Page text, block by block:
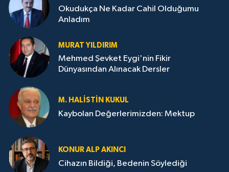
Okudukça Ne Kadar Cahil Olduğumu
Anladım
MURAT YILDIRIM
Mehmed Şevket Eygi'nin Fikir
Dünyasından Alınacak Dersler
M. HALISTIN KUKUL
Kaybolan Değerlerimizden: Mektup
KONUR ALP AKINCI
Cihazın Bildiği, Bedenin Söylediği